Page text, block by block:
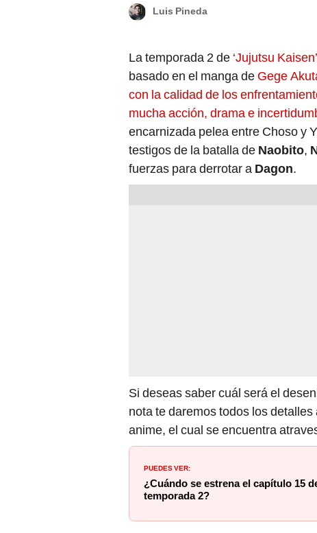
Luis Pineda
La temporada 2 de ‘Jujutsu Kaisen’
basado en el manga de Gege
con la calidad de los
mucha acción, drama e
encarnizada pelea entre Choso y
testigos de la batalla de Naobito,
fuerzas para derrotar a Dagon.
Si deseas saber cuál será el
nota te daremos todos los
anime, el cual se encuentra
PUEDES VER:
¿Cuándo se estrena el capítulo 15
temporada 2?